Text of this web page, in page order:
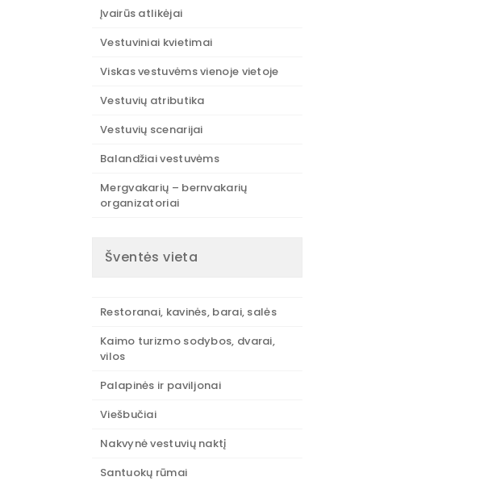
Įvairūs atlikėjai
Vestuviniai kvietimai
Viskas vestuvėms vienoje vietoje
Vestuvių atributika
Vestuvių scenarijai
Balandžiai vestuvėms
Mergvakarių – bernvakarių
organizatoriai
Šventės vieta
Restoranai, kavinės, barai, salės
Kaimo turizmo sodybos, dvarai,
vilos
Palapinės ir paviljonai
Viešbučiai
Nakvynė vestuvių naktį
Santuokų rūmai